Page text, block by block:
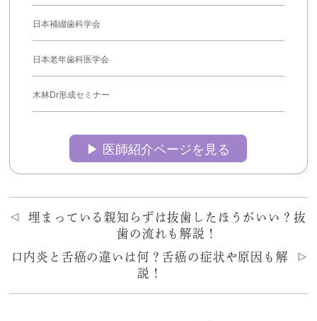
日本補綴歯科学会
日本老年歯科医学会
木林Dr形成セミナー
▶︎ 医師紹介ページを見る
埋まっている親知らずは抜歯したほうがいい？抜
歯の流れも解説！
口内炎と舌癌の違いは何？舌癌の症状や原因も解
説！